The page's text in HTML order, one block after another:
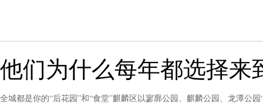
他们为什么每年都选择来
全城都是你的“后花园”和“食堂”麒麟区以寥廓公园、麒麟公园、龙潭公